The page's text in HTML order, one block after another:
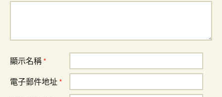
顯示名稱 *
電子郵件地址 *